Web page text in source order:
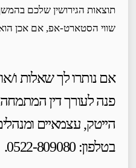
תוצאות הגירושין שלכם
שווי הסטארט-אפ, אם אכן הוא
אם נותרו לך שאלות ו/
פנה לעורך דין המתמחה
הייטק, עצמאיים
בטלפון: 0522-809080.